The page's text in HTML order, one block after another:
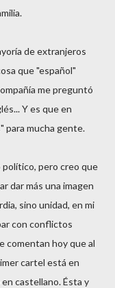
de extranjeros
que "español"
me preguntó
Y es que en
para mucha gente.
pero creo que
dar más una imagen
sino unidad, en mi
con conflictos
comentan hoy que al
cartel está en
castellano. Ésta y